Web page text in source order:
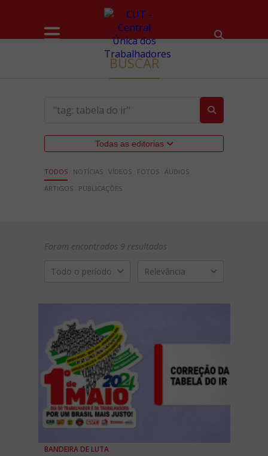
BUSCAR
Todas as editorias
TODOS NOTÍCIAS VÍDEOS FOTOS ÁUDIOS
ARTIGOS
PUBLICAÇÕES
Foram encontrados 9 resultados
Todo o período Relevância
BANDEIRA DE LUTA